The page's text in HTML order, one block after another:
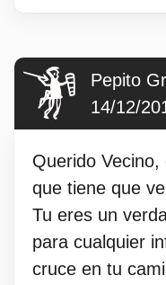
Pepito
14/12/
Querido
que tiene que
Tu eres un
para cualquier
cruce en tu